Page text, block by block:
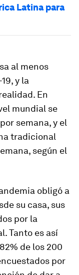
Latina para
al menos
y la
En
mundial se
semana, y el
tradicional
según el
obligó a
su casa, sus
por la
Tanto es así
de los 200
por